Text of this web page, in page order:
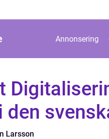
Annonsering
Larsson